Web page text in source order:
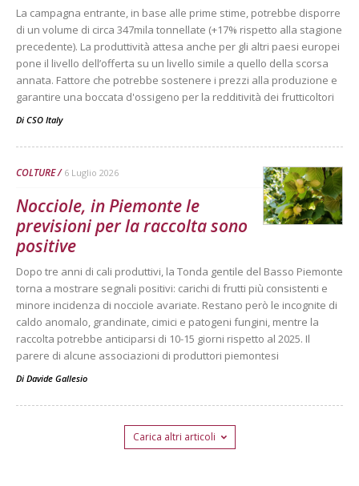
La campagna entrante, in base alle prime stime, potrebbe disporre
di un volume di circa 347mila tonnellate (+17% rispetto alla stagione
precedente). La produttività attesa anche per gli altri paesi europei
pone il livello dell’offerta su un livello simile a quello della scorsa
annata. Fattore che potrebbe sostenere i prezzi alla produzione e
garantire una boccata d'ossigeno per la redditività dei frutticoltori
Di CSO Italy
COLTURE 6 Luglio 2026
Nocciole, in Piemonte le
previsioni per la raccolta sono
positive
Dopo tre anni di cali produttivi, la Tonda gentile del Basso Piemonte
torna a mostrare segnali positivi: carichi di frutti più consistenti e
minore incidenza di nocciole avariate. Restano però le incognite di
caldo anomalo, grandinate, cimici e patogeni fungini, mentre la
raccolta potrebbe anticiparsi di 10-15 giorni rispetto al 2025. Il
parere di alcune associazioni di produttori piemontesi
Di Davide Gallesio
Carica altri articoli